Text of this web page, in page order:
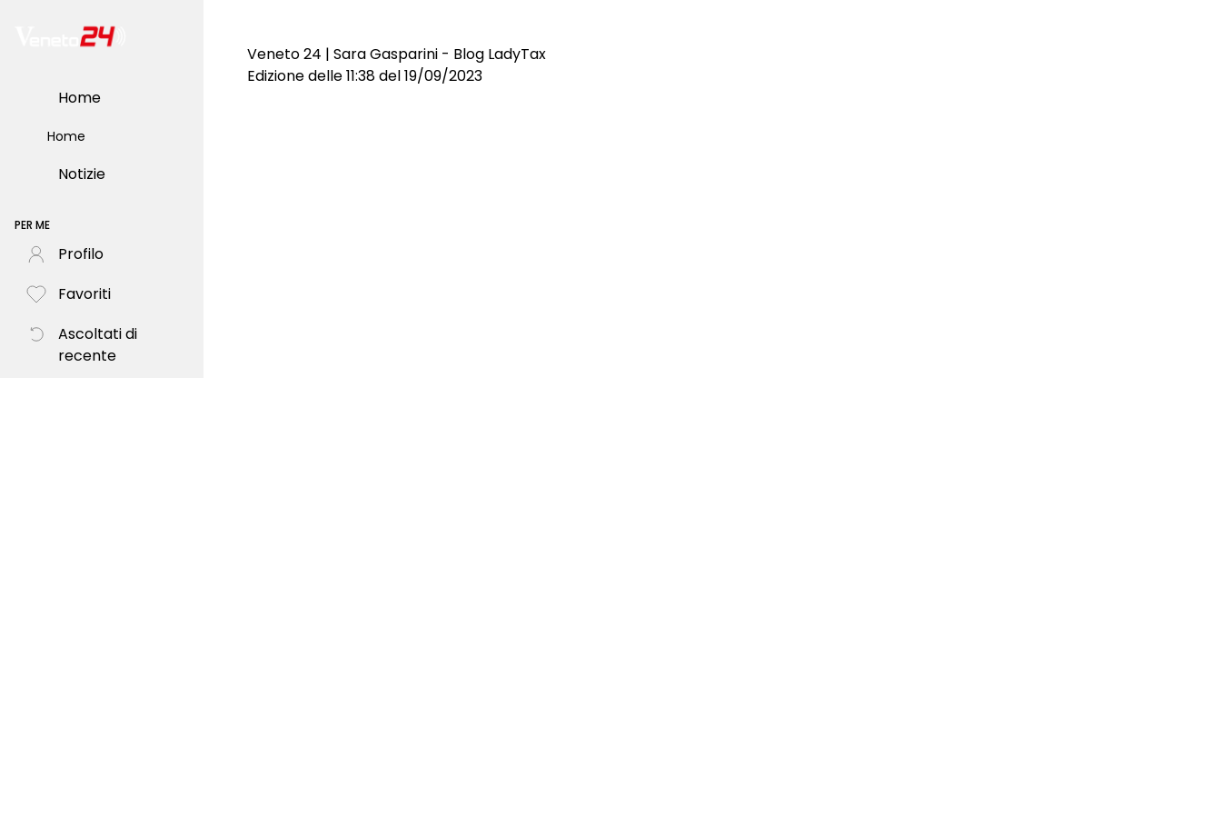
Home
Home
Notizie
PER ME
Profilo
Favoriti
Ascoltati di
recente
Veneto 24 | Sara Gasparini - Blog LadyTax
Edizione delle 11:38 del 19/09/2023